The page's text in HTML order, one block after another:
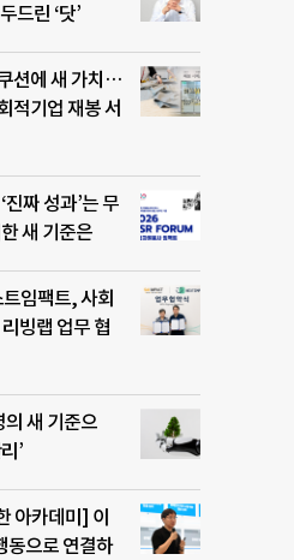
드린 ‘닷’
션에 새 가치…
적기업 재봉 서
짜 성과’는 무
새 기준은
임팩트, 사회
빙랩 업무 협
새 기준으
’
아카데미] 이
동으로 연결하